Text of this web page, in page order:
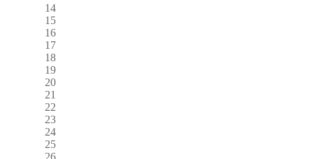
14
15
16
17
18
19
20
21
22
23
24
25
26